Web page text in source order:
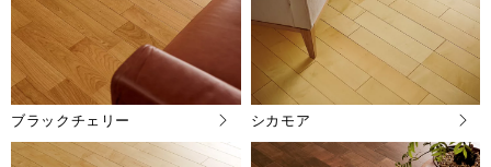
ブラックチェリー シカモア